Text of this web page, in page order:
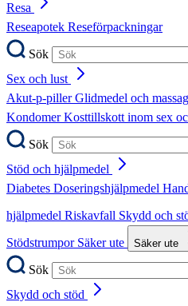
Resa
Reseapotek Reseförpackningar
Sök
Sex och lust
Akut-p-pillerGlidmedel och
KondomerKosttillskott inom sex
Sök
Stöd och hjälpmedel
Diabetes Doseringshjälpmedel
hjälpmedel Riskavfall Skydd och
Stödstrumpor Säker ute Säker ute
Sök
Skydd och stöd